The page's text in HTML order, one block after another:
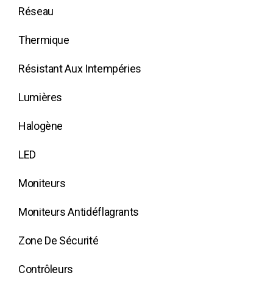
Réseau
Thermique
Résistant Aux Intempéries
Lumières
Halogène
LED
Moniteurs
Moniteurs Antidéflagrants
Zone De Sécurité
Contrôleurs